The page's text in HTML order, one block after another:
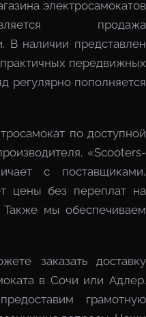
электросамокатов
продажа
В наличии представлен
передвижных
регулярно пополняется
по доступной
«Scooters-
с поставщиками,
цены без переплат на
Также мы обеспечиваем
заказать доставку
в Сочи или Адлер.
грамотную